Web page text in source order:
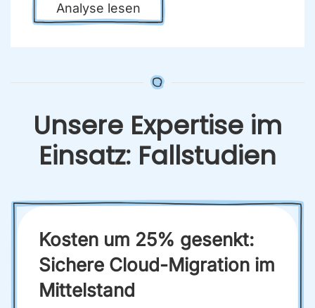
Ana­ly­se lesen
Unse­re Exper­ti­se im
Ein­satz: Fall­stu­di­en
Kos­ten um 25% gesenkt:
Siche­re Cloud-Migra­ti­on im
Mit­tel­stand